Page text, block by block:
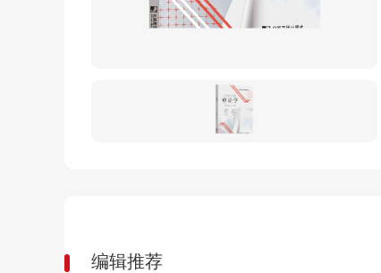
编辑推荐